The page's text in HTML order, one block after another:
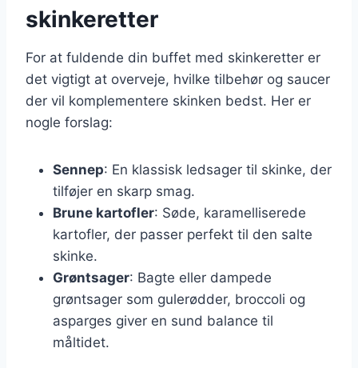
skinkeretter
For at fuldende din buffet med skinkeretter er
det vigtigt at overveje, hvilke tilbehør og saucer
der vil komplementere skinken bedst. Her er
nogle forslag:
Sennep: En klassisk ledsager til skinke, der
tilføjer en skarp smag.
Brune kartofler: Søde, karamelliserede
kartofler, der passer perfekt til den salte
skinke.
Grøntsager: Bagte eller dampede
grøntsager som gulerødder, broccoli og
asparges giver en sund balance til
måltidet.